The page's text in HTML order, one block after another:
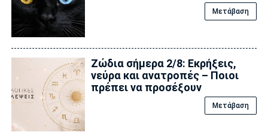
Μετάβαση
Ζώδια σήμερα 2/8: Εκρήξεις,
νεύρα και ανατροπές – Ποιοι
πρέπει να προσέξουν
Μετάβαση